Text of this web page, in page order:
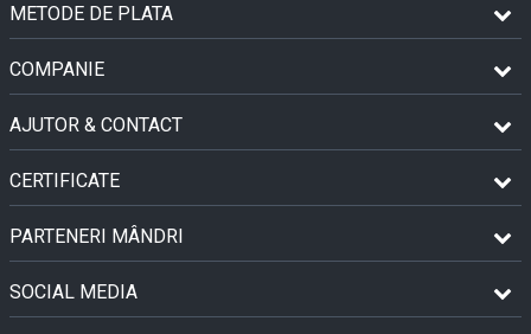
METODE DE PLATA
COMPANIE
AJUTOR & CONTACT
CERTIFICATE
PARTENERI MÂNDRI
SOCIAL MEDIA